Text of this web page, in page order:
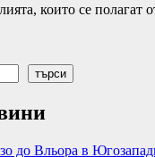
които се
търси
до Вльора в